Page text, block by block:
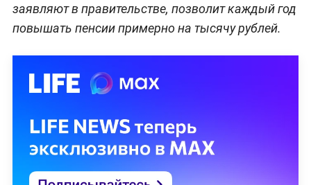
заявляют в правительстве, позволит каждый год
повышать пенсии примерно на тысячу рублей.